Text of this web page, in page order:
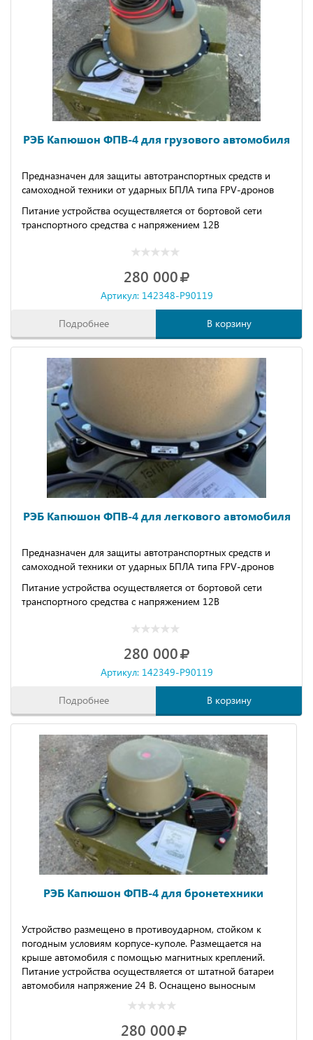
РЭБ Капюшон ФПВ-4 для грузового автомобиля
Предназначен для защиты автотранспортных средств и
самоходной техники от ударных БПЛА типа FPV-дронов
Питание устройства осуществляется от бортовой сети
транспортного средства с напряжением 12В
Зона действия устройства - 200м от защищаемого объекта
Возможно увеличение мощности передатчиков до 50Вт
280 000
Артикул: 142348-P90119
Подробнее В корзину
РЭБ Капюшон ФПВ-4 для легкового автомобиля
Предназначен для защиты автотранспортных средств и
самоходной техники от ударных БПЛА типа FPV-дронов
Питание устройства осуществляется от бортовой сети
транспортного средства с напряжением 12В
Зона действия устройства - 200м от защищаемого объекта
Возможно увеличение мощности передатчиков до 50Вт.
280 000
Артикул: 142349-P90119
Подробнее В корзину
РЭБ Капюшон ФПВ-4 для бронетехники
Устройство размещено в противоударном, стойком к
погодным условиям корпусе-куполе. Размещается на
крыше автомобиля с помощью магнитных креплений.
Питание устройства осуществляется от штатной батареи
автомобиля напряжение 24 В. Оснащено выносным
пультом контроля и управления с кабелем длиной 6 м.
Возможно увеличение мощности передатчиков до 50Вт.
280 000